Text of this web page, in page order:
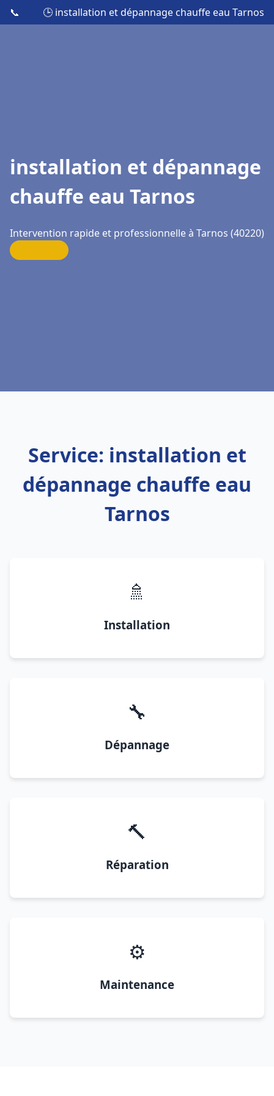
📞 🕒 installation et dépannage chauffe eau Tarnos
installation et dépannage
chauffe eau Tarnos
Intervention rapide et professionnelle à Tarnos (40220)
Service: installation et
dépannage chauffe eau
Tarnos
🚿
Installation
🔧
Dépannage
🔨
Réparation
⚙️
Maintenance